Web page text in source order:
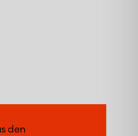
den